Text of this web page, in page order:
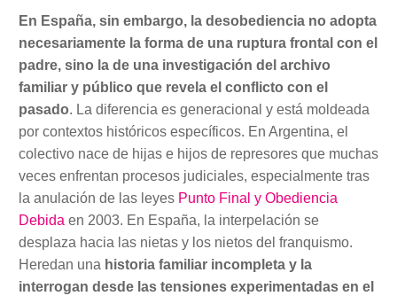
En España, sin embargo, la desobediencia no adopta
necesariamente la forma de una ruptura frontal con el
padre, sino la de una investigación del archivo
familiar y público que revela el conflicto con el
pasado. La diferencia es generacional y está moldeada
por contextos históricos específicos. En Argentina, el
colectivo nace de hijas e hijos de represores que muchas
veces enfrentan procesos judiciales, especialmente tras
la anulación de las leyes Punto Final y Obediencia
Debida en 2003. En España, la interpelación se
desplaza hacia las nietas y los nietos del franquismo.
Heredan una historia familiar incompleta y la
interrogan desde las tensiones experimentadas en el